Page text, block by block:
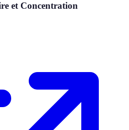
et Concentration